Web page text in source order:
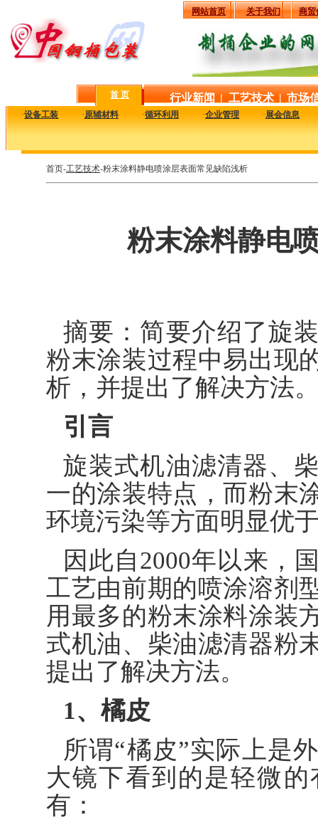
网站首页 关于我们 商贸
首 页 行业新闻 | 工艺技术 | 市场
·设备工装 ·原辅材料 ·循环利用 ·企业管理 ·展会信息
首页-工艺技术-粉末涂料静电喷涂层表面常见缺陷浅析
粉末涂料静电
摘要：简要介绍了旋
粉末涂装过程中易出现
析，并提出了解决方法
引言
旋装式机油滤清器、
一的涂装特点，而粉末
环境污染等方面明显优
因此自2000年以来，
工艺由前期的喷涂溶剂
用最多的粉末涂料涂装
式机油、柴油滤清器粉
提出了解决方法。
1、橘皮
所谓“橘皮”实际上是
大镜下看到的是轻微
有：